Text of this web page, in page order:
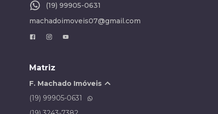
(19) 99905-0631
machadoimoveis07@gmail.com
Matriz
F. Machado Imóveis
(19) 99905-0631